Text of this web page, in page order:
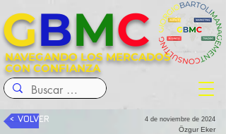
NAVEGANDO LOS MERCADOS
CON CONFIANZA
GBMC
< VOLVER 4 de noviembre de 2024
Özgur Eker